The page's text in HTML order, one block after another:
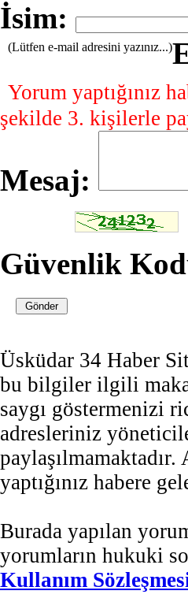
İsim:
(Lütfen e-mail adresini yazınız...)
Yorum yaptığınız
şekilde 3. kişilerle
Mesaj:
Güvenlik
Üsküdar 34 Haber
bu bilgiler ilgili
saygı göstermenizi
adresleriniz
yaptığınız habere
Burada yapılan
yorumların hukuki
Kullanım